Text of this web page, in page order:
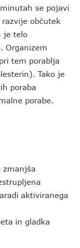
se pojavi
občutek
je telo
Organizem
tem porablja
Tako je
poraba
porabe.
zmanjša
aktiviranega
in gladka